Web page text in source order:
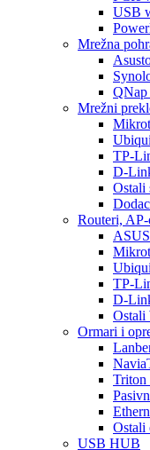
USB
Mrežna
Mrežni
TP-
D-
Ostali
Routeri,
TP-
D-
Ostali
Ormari i
Triton
Ostali
USB HUB